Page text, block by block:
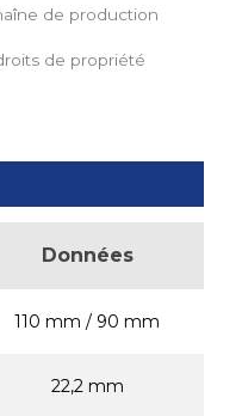
de production
de propriété
Données
110 mm / 90 mm
22,2 mm